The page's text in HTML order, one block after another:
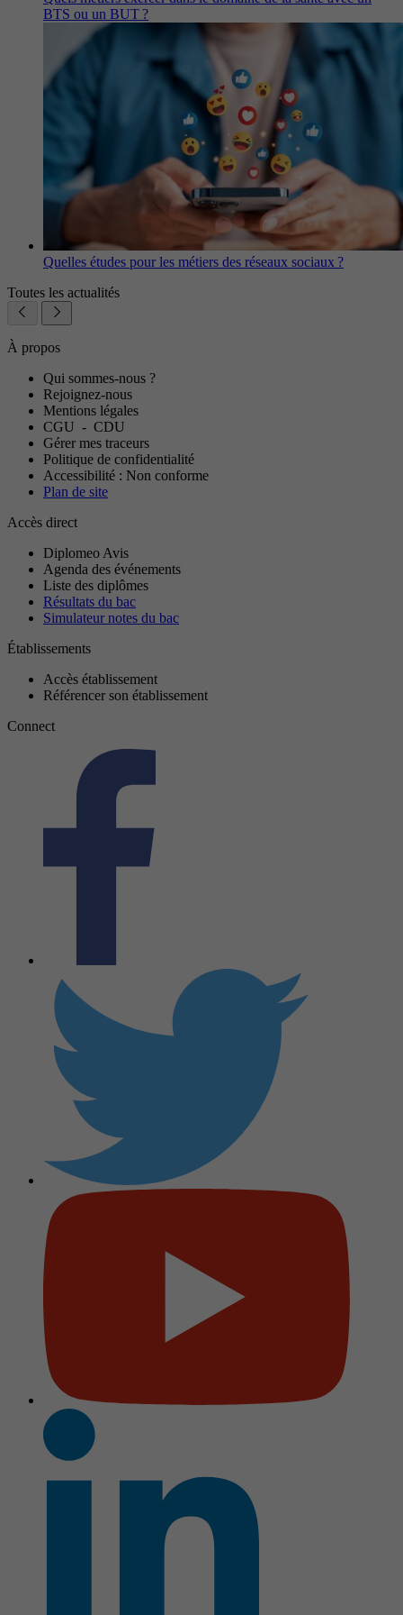
BTS ou un BUT ?
Quelles études pour les métiers des réseaux sociaux ?
Toutes les actualités
À propos
Qui sommes-nous ?
Rejoignez-nous
Mentions légales
CGU - CDU
Gérer mes traceurs
Politique de confidentialité
Accessibilité : Non conforme
Plan de site
Accès direct
Diplomeo Avis
Agenda des événements
Liste des diplômes
Résultats du bac
Simulateur notes du bac
Établissements
Accès établissement
Référencer son établissement
Connect